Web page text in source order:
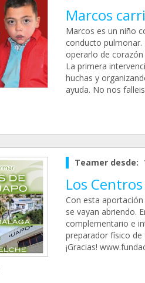
Marcos
Marcos es un niño
conducto pulmonar.
operarlo de
La primera
huchas y
ayuda. No nos falleis
Teamer desde:
Los
Con esta
se vayan abriendo.
complementario e
preparador físico de
¡Gracias!